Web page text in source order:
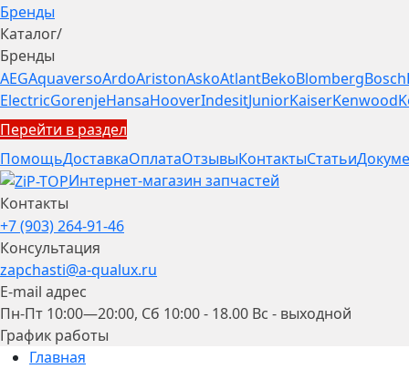
Бренды
Каталог/
Бренды
AEGAquaversoArdoAristonAskoAtlantBekoBlombergBosch
ElectricGorenjeHansaHooverIndesitJuniorKaiserKenwood
Перейти в раздел
ПомощьДоставкаОплатаОтзывыКонтактыСтатьи
Интернет-магазин запчастей
Контакты
+7 (903) 264-91-46
Консультация
zapchasti@a-qualux.ru
E-mail адрес
Пн-Пт 10:00—20:00, Сб 10:00 - 18.00 Вс - выходной
График работы
Главная